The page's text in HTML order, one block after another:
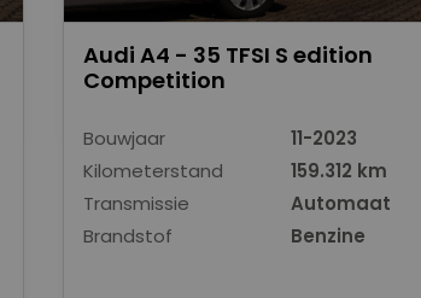
Audi A4 - 35 TFSI S edition
Competition
Bouwjaar
11-2023
Kilometerstand
159.312 km
Transmissie
Automaat
Brandstof
Benzine